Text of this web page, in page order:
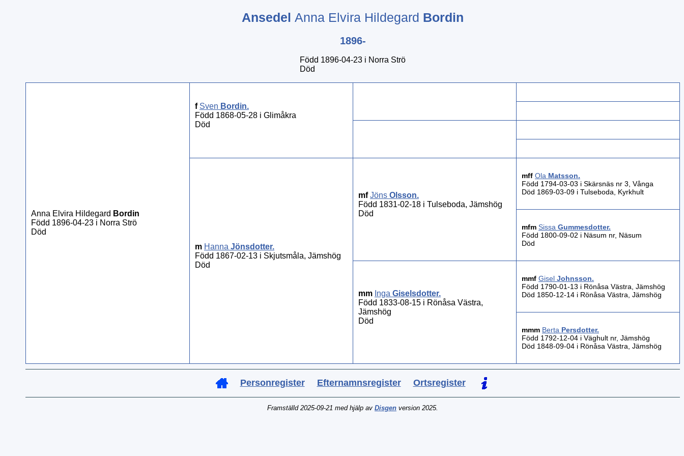
Ansedel Anna Elvira Hildegard Bordin
1896-
Född 1896-04-23 i Norra Strö
Död
Anna Elvira Hildegard Bordin
Född 1896-04-23 i Norra Strö
Död
f Sven Bordin.
Född 1868-05-28 i Glimåkra
Död
m Hanna Jönsdotter.
Född 1867-02-13 i Skjutsmåla, Jämshög
Död
mfJöns Olsson.
Född 1831-02-18 i Tulseboda, Jämshög
Död
mff Ola Matsson.
Född 1794-03-03 i Skärsnäs nr 3, Vånga
Död 1869-03-09 i Tulseboda, Kyrkhult
mfm Sissa Gummesdotter.
Född 1800-09-02 i Näsum nr, Näsum
Död
mm Inga Giselsdotter.
Född 1833-08-15 i Rönåsa Västra,
Jämshög
Död
mmf Gisel Johnsson.
Född 1790-01-13 i Rönåsa Västra, Jämshög
Död 1850-12-14 i Rönåsa Västra, Jämshög
mmm Berta Persdotter.
Född 1792-12-04 i Väghult nr, Jämshög
Död 1848-09-04 i Rönåsa Västra, Jämshög
Personregister Efternamnsregister Ortsregister
Framställd 2025-09-21 med hjälp av Disgen version 2025.